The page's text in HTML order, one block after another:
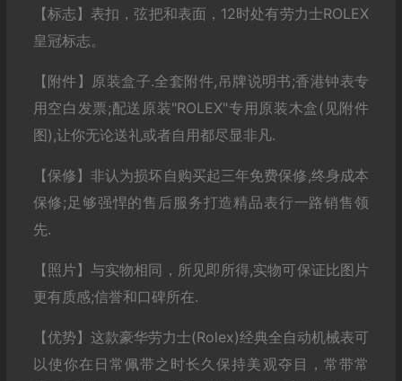
【标志】表扣，弦把和表面，12时处有劳力士ROLEX
皇冠标志。
【附件】原装盒子.全套附件,吊牌说明书;香港钟表专
用空白发票;配送原装"ROLEX"专用原装木盒(见附件
图),让你无论送礼或者自用都尽显非凡.
【保修】非认为损坏自购买起三年免费保修,终身成本
保修;足够强悍的售后服务打造精品表行一路销售领
先.
【照片】与实物相同，所见即所得,实物可保证比图片
更有质感;信誉和口碑所在.
【优势】这款豪华劳力士(Rolex)经典全自动机械表可
以使你在日常佩带之时长久保持美观夺目，常带常